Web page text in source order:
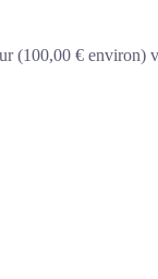
(100,00 € environ)